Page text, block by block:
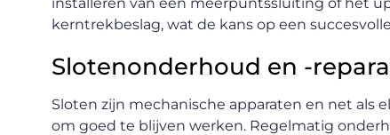
kerntrekbeslag, wat de kans op een
Slotenonderhoud en -
Sloten zijn mechanische apparaten en net als
om goed te blijven werken. Regelmatig